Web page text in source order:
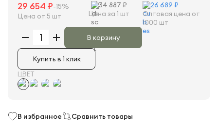
29 654 ₽-15%
Цена от 5 шт
34 887 ₽
Цена за 1 шт
26 689 ₽
Оптовая цена от
1000 шт
В корзину
Купить в 1 клик
ЦВЕТ
В избранное Сравнить товары